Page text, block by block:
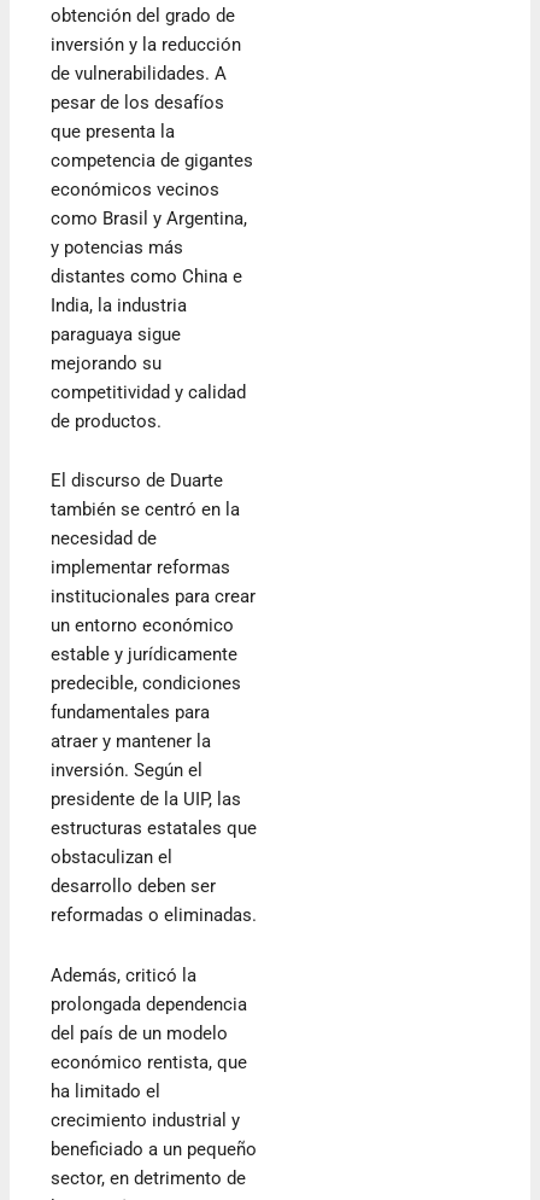
obtención del grado de
inversión y la reducción
de vulnerabilidades. A
pesar de los desafíos
que presenta la
competencia de gigantes
económicos vecinos
como Brasil y Argentina,
y potencias más
distantes como China e
India, la industria
paraguaya sigue
mejorando su
competitividad y calidad
de productos.
El discurso de Duarte
también se centró en la
necesidad de
implementar reformas
institucionales para crear
un entorno económico
estable y jurídicamente
predecible, condiciones
fundamentales para
atraer y mantener la
inversión. Según el
presidente de la UIP, las
estructuras estatales que
obstaculizan el
desarrollo deben ser
reformadas o eliminadas.
Además, criticó la
prolongada dependencia
del país de un modelo
económico rentista, que
ha limitado el
crecimiento industrial y
beneficiado a un pequeño
sector, en detrimento de